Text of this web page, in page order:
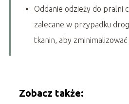
Oddanie odzieży do pralni
zalecane w przypadku
tkanin, aby
Zobacz także: